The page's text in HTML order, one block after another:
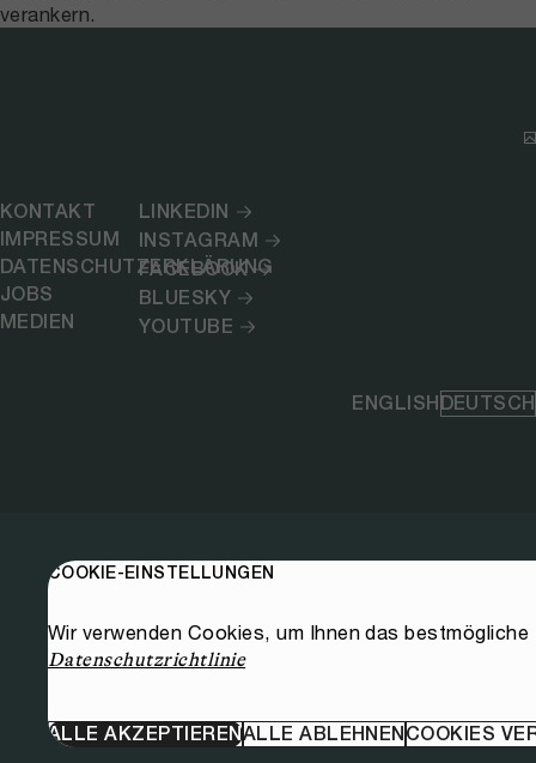
verankern.
KONTAKT
IMPRESSUM
DATENSCHUTZERKLÄRUNG
JOBS
MEDIEN
LINKEDIN
INSTAGRAM
FACEBOOK
BLUESKY
YOUTUBE
ENGLISHDEUTSCH
COOKIE-EINSTELLUNGEN
Wir verwenden Cookies, um Ihnen das
Datenschutzrichtlinie
ALLE AKZEPTIERENALLE ABLEHNENCOOKIES